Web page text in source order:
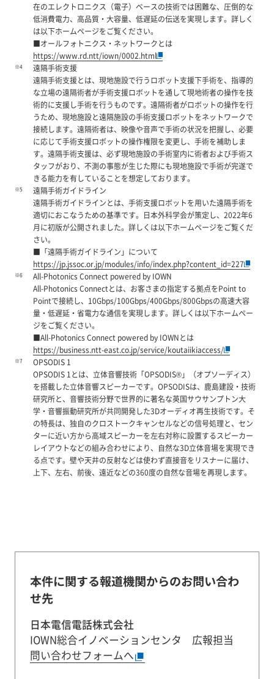
在のエレクトロニクス（電子）ベースの技術では困難な、圧倒的な
低消費電力、高品質・大容量、低遅延の伝送を実現します。詳しく
は以下ホームページをご覧ください。
■オールフォトニクス・ネットワークとは
https://www.rd.ntt/iown/0002.html
※4
遠隔手術支援
遠隔手術支援とは、現地施設で行うロボット支援下手術を、指導的
な立場の遠隔術者が手術支援ロボットを通して現地術者の操作を技
術的に支援し手術を行うものです。遠隔術者がロボットの操作を行
うため、現地施設と遠隔施設の手術支援ロボットをネットワークで
接続します。遠隔術者は、映像や音声で手術の状況を把握し、必要
に応じて手術支援ロボットの操作権限を変更し、手術を補助しま
す。遠隔手術支援は、必ず現地施設の手術室内に術者および手術ス
タッフがおり、不測の事態が生じた際にも現地施設で手術が完遂で
きる能力を有していることを想定しております。
※5
遠隔手術ガイドライン
遠隔手術ガイドラインとは、手術支援ロボットを用いた遠隔手術を
適切におこなうための基準です。日本外科学会が策定し、2022年6
月に初版が公開されました。詳しくは以下ホームページをご覧くだ
さい。
■「遠隔手術ガイドライン」について
https://jp.jssoc.or.jp/modules/info/index.php?content_id=227
※6
All-Photonics Connect powered by IOWN
All-Photonics Connectとは、お客さまの指定する拠点をPoint to
Pointで接続し、10Gbps/100Gbps/400Gbps/800Gbpsの高速大容
量・低遅延・省電力な通信を実現します。詳しくは以下ホームペー
ジをご覧ください。
■All-Photonics Connect powered by IOWNとは
https://business.ntt-east.co.jp/service/koutaiikiaccess/
※7
OPSODIS 1
OPSODIS 1とは、立体音響技術「OPSODIS®」（オプソーディス）
を搭載した立体音響スピーカーです。OPSODISは、鹿島建設・技術
研究所と、音響技術分野で世界的に著名な英国サウサンプトン大
学・音響振動研究所が共同開発した3Dオーディオ再生技術です。そ
の特長は、独自のクロストークキャンセルなどの信号処理と、セン
ターに近い方から高域スピーカーを左右対称に設置するスピーカー
レイアウトなどの組み合わせにより、自然な3D立体音場を実現でき
る点です。壁や天井の反射などは使わず直接音をリスナーに届け、
上下、左右、前後、遠近などの360度の自然な音場を再現します。
本件に関する報道機関からのお問い合わ
せ先
日本電信電話株式会社
IOWN総合イノベーションセンタ 広報担当
問い合わせフォームへ